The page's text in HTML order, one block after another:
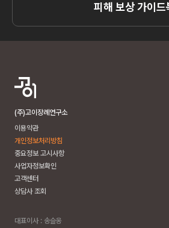
피해 보상 가이드
(주)고이장례연구소
이용약관
개인정보처리방침
중요정보 고시사항
사업자정보확인
고객센터
상담사 조회
대표이사 : 송슬옹